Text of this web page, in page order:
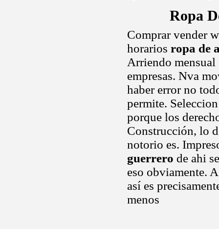
Ropa
Comprar vender
horarios ropa de
Arriendo
empresas. Nva
haber error no
permite.
porque los
Construcción, lo
notorio es.
guerrero de ahi
eso obviamente.
así es
menos